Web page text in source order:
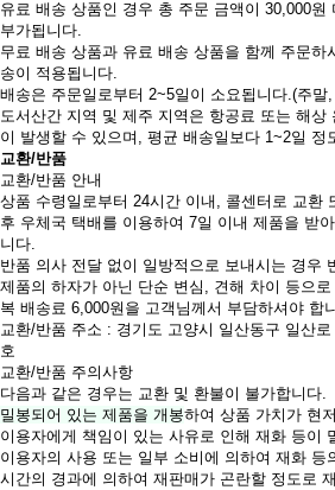
유료 배송 상품인 경우 총 주문 금액이 30,000원
부가됩니다.
무료 배송 상품과 유료 배송 상품을 함께 주문하
송이 적용됩니다.
배송은 주문일로부터 2~5일이 소요됩니다.(주말
도서산간 지역 및 제주 지역은 항공료 또는 해상
이 발생할 수 있으며, 평균 배송일보다 1~2일 정
교환/반품
교환/반품 안내
상품 수령일로부터 24시간 이내, 콜센터로 교환
후 우체국 택배를 이용하여 7일 이내 제품을 받
니다.
반품 의사 전달 없이 일방적으로 보내시는 경우
제품의 하자가 아닌 단순 변심, 견해 차이 등으
복 배송료 6,000원을 고객님께서 부담하셔야 합
교환/반품 주소 : 경기도 고양시 일산동구 일산
호
교환/반품 주의사항
다음과 같은 경우는 교환 및 환불이 불가합니다.
밀봉되어 있는 제품을 개봉하여 상품 가치가 현
이용자에게 책임이 있는 사유로 인해 재화 등이
이용자의 사용 또는 일부 소비에 의하여 재화 등
시간의 경과에 의하여 재판매가 곤란할 정도로